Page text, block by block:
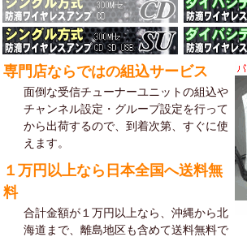
専門店ならではの組込サービス
面倒な受信チューナーユニットの組込や
チャンネル設定・グループ設定を行って
から出荷するので、到着次第、すぐに使
えます。
１万円以上なら日本全国へ送料無
料
合計金額が１万円以上なら、沖縄から北
海道まで、離島地区も含めて送料無料で